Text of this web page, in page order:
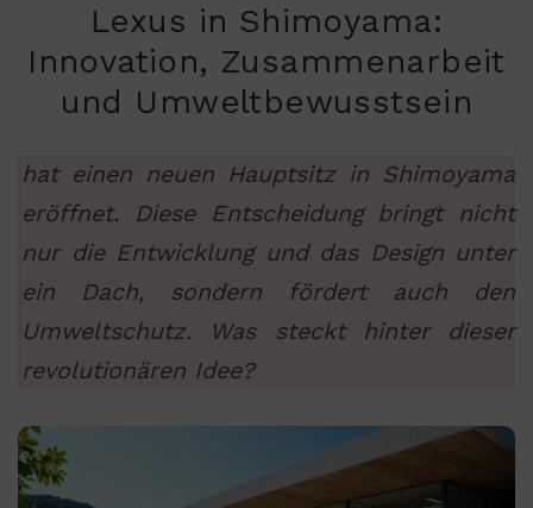
Lexus in Shimoyama:
Innovation, Zusammenarbeit
und Umweltbewusstsein
hat einen neuen Hauptsitz in Shimoyama
eröffnet. Diese Entscheidung bringt nicht
nur die Entwicklung und das Design unter
ein Dach, sondern fördert auch den
Umweltschutz. Was steckt hinter dieser
revolutionären Idee?